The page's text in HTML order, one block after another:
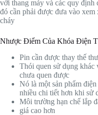
với thang máy và các quy
đó cần phải được đưa vào
cháy
Nhược Điểm Của Khóa Điện
Pin cần được thay thế
Thói quen sử dụng khác
chưa quen được
Nó là một sản phẩm
nhiều chi tiết hơn khi sử
Môi trường hạn chế lắp
giá cao hơn